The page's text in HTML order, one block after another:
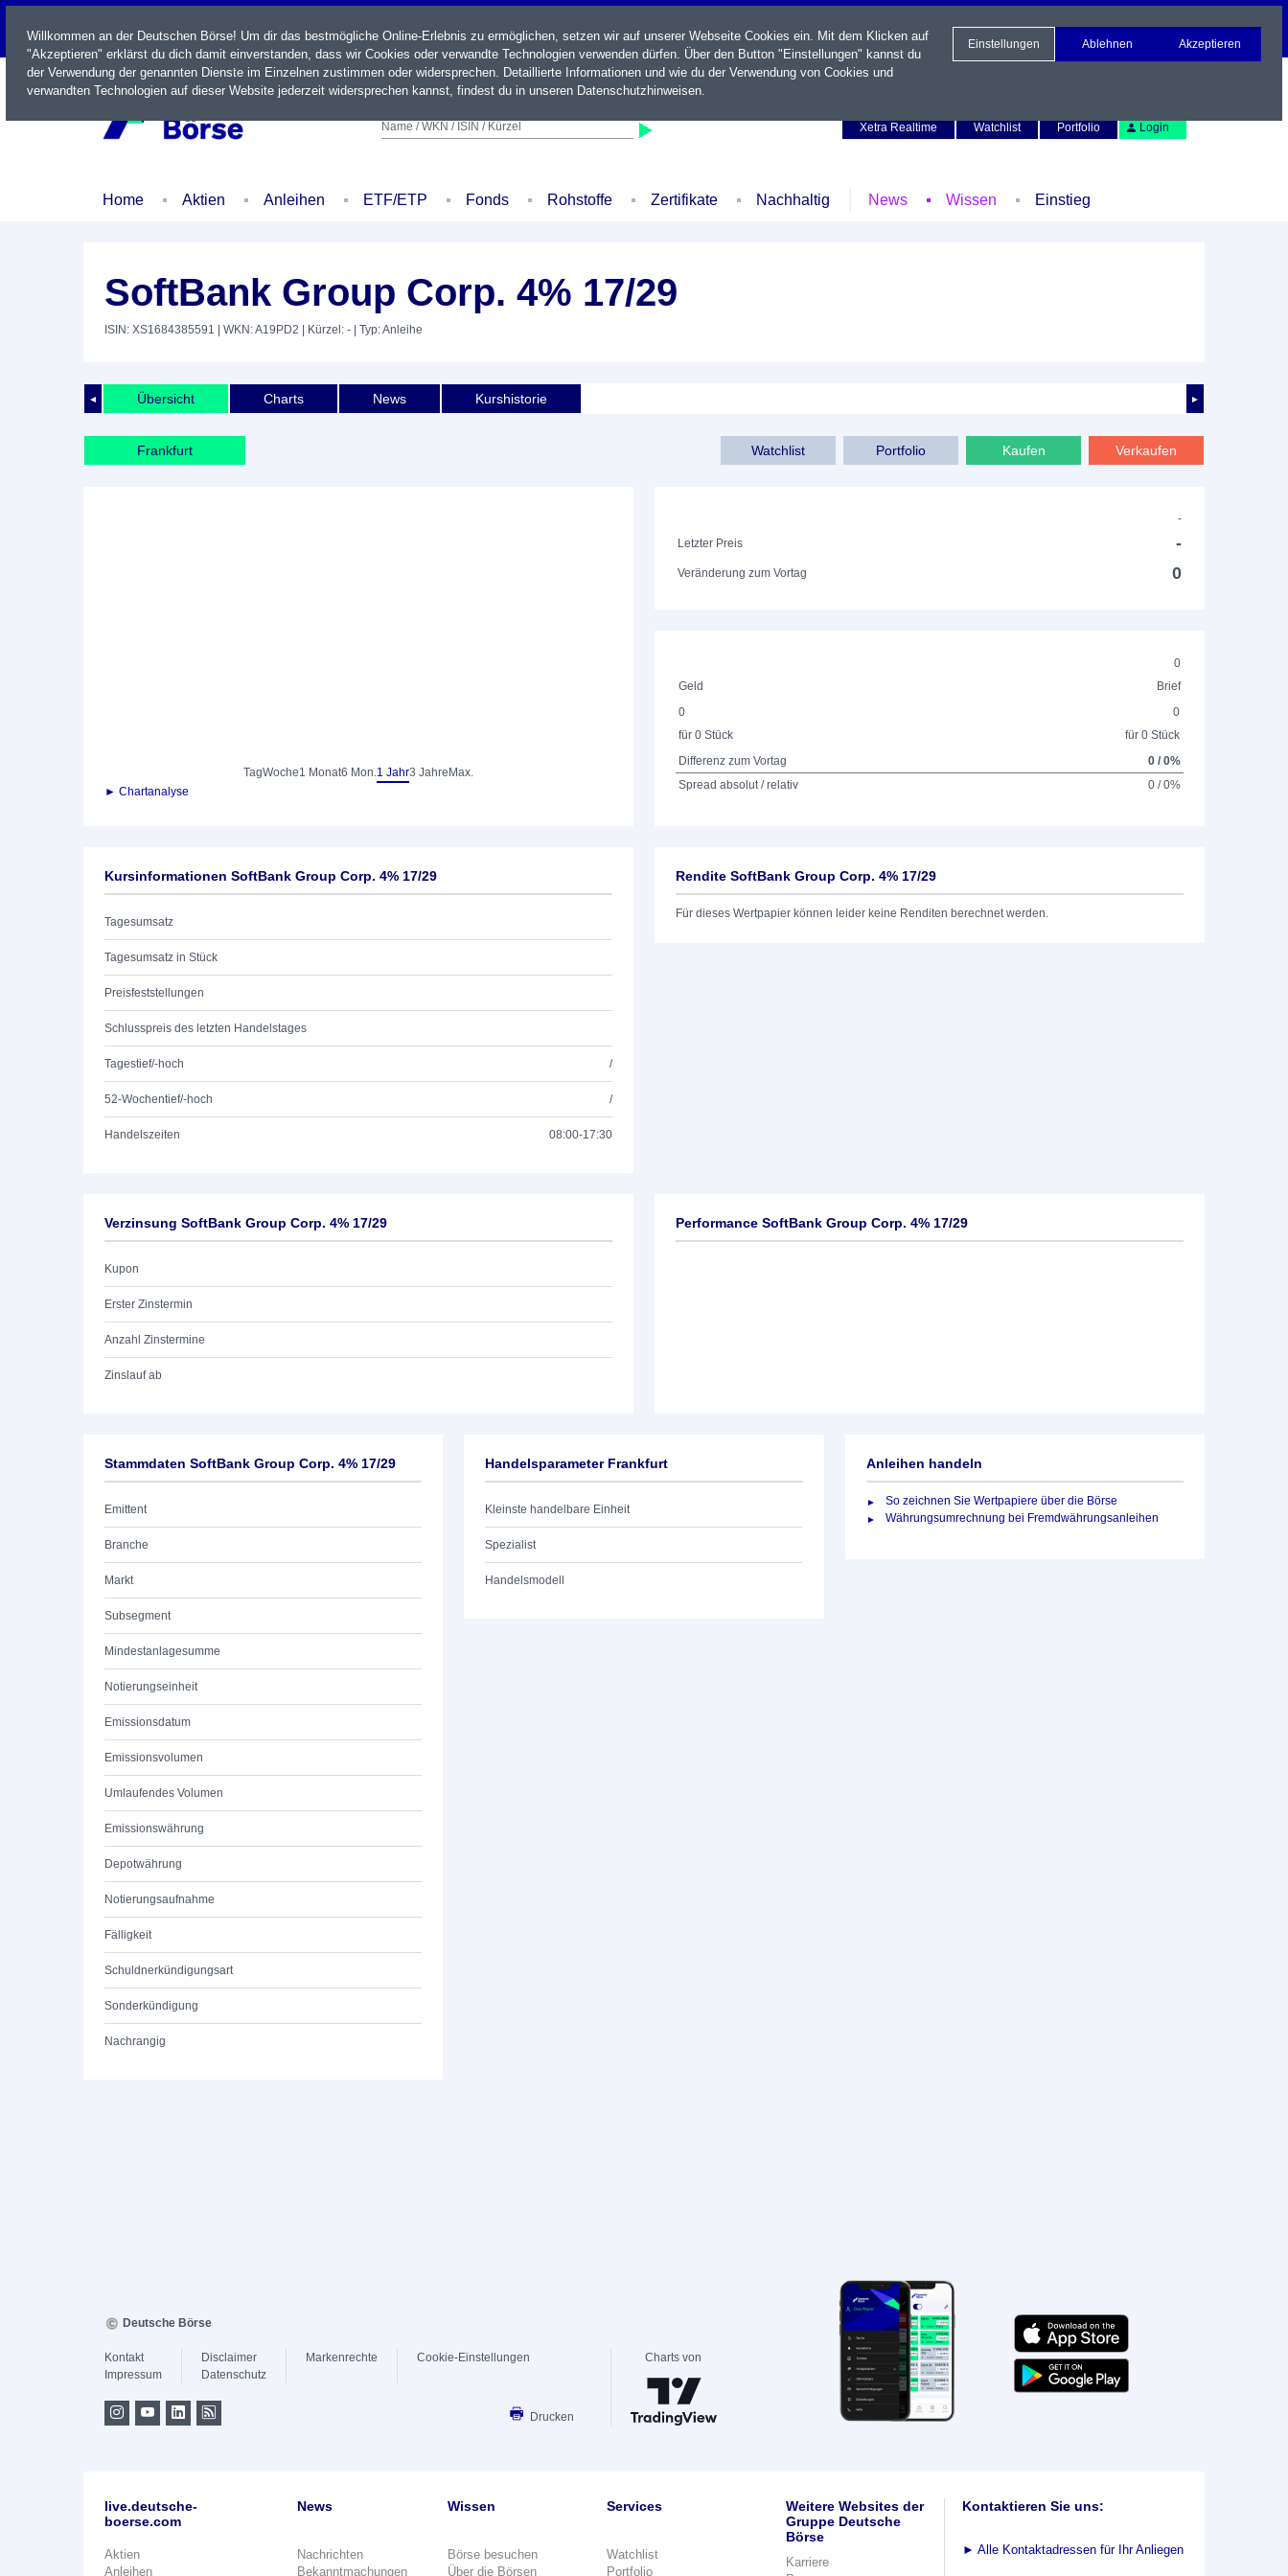
LIVE
Name / WKN / ISIN / Kürzel
Xetra Realtime
Watchlist Portfolio Login
Home Aktien Anleihen ETF/ETP Fonds Rohstoffe Zertifikate Nachhaltig News Wissen Einstieg
SoftBank Group Corp. 4% 17/29
ISIN: XS1684385591 | WKN: A19PD2 | Kürzel: - | Typ: Anleihe
◄ ►
Übersicht Charts News Kurshistorie
Frankfurt Verkaufen
Kaufen
Portfolio
Watchlist
TagWoche1 Monat6 Mon.1 Jahr3 Jahre Max.
► Chartanalyse
-
Letzter Preis
-
Veränderung zum Vortag 0
0
Geld
Brief
0
für 0 Stück
0
für 0 Stück
Differenz zum Vortag
0 / 0%
Spread absolut / relativ
0 / 0%
Kursinformationen SoftBank Group Corp. 4% 17/29
Tagesumsatz
Tagesumsatz in Stück
Preisfeststellungen
Schlusspreis des letzten Handelstages
Tagestief/-hoch /
52-Wochentief/-hoch /
Handelszeiten 08:00-17:30
Rendite SoftBank Group Corp. 4% 17/29
Für dieses Wertpapier können leider keine Renditen berechnet werden.
Verzinsung SoftBank Group Corp. 4% 17/29
Kupon
Erster Zinstermin
Anzahl Zinstermine
Zinslauf ab
Performance SoftBank Group Corp. 4% 17/29
Stammdaten SoftBank Group Corp. 4% 17/29
Emittent
Branche
Markt
Subsegment
Mindestanlagesumme
Notierungseinheit
Emissionsdatum
Emissionsvolumen
Umlaufendes Volumen
Emissionswährung
Depotwährung
Notierungsaufnahme
Fälligkeit
Schuldnerkündigungsart
Sonderkündigung
Nachrangig
Handelsparameter Frankfurt
Kleinste handelbare Einheit
Spezialist
Handelsmodell
Anleihen handeln
So zeichnen Sie Wertpapiere über die Börse
Währungsumrechnung bei Fremdwährungsanleihen
Willkommen an der Deutschen Börse! Um dir das bestmögliche Online-Erlebnis zu ermöglichen, setzen wir auf unserer Webseite Cookies ein. Mit dem Klicken auf
"Akzeptieren" erklärst du dich damit einverstanden, dass wir Cookies oder verwandte Technologien verwenden dürfen. Über den Button "Einstellungen" kannst du
der Verwendung der genannten Dienste im Einzelnen zustimmen oder widersprechen. Detaillierte Informationen und wie du der Verwendung von Cookies und
verwandten Technologien auf dieser Website jederzeit widersprechen kannst, findest du in unseren Datenschutzhinweisen.
Einstellungen Ablehnen Akzeptieren
Deutsche Börse
Kontakt
Impressum
Disclaimer
Datenschutz
Markenrechte Cookie-Einstellungen
Drucken
Charts von
live.deutsche-
boerse.com
Aktien
Anleihen
News
Nachrichten
Bekanntmachungen
Wissen
Börse besuchen
Über die Börsen
Services
Watchlist
Portfolio
Weitere Websites der
Gruppe Deutsche
Börse
Karriere
Kontaktieren Sie uns:
► Alle Kontaktadressen für Ihr Anliegen